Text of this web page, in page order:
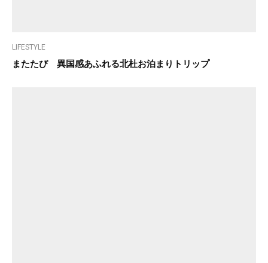
LIFESTYLE
またたび 異国感あふれる北杜お泊まりトリップ